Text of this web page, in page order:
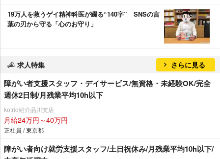
19万人を救うゲイ精神科医が綴る“140字” SNSの言
葉の刃から守る「心のお守り」
求人特集 さらに見る
障がい者支援スタッフ・デイサービス/無資格・未経験OK/完全
週休2日制/月残業平均10h以下
kotrio紹介品川支店
月給24万円～40万円
正社員 / 東京都
障がい者向け就労支援スタッフ/土日祝休み/月残業平均10h以下/